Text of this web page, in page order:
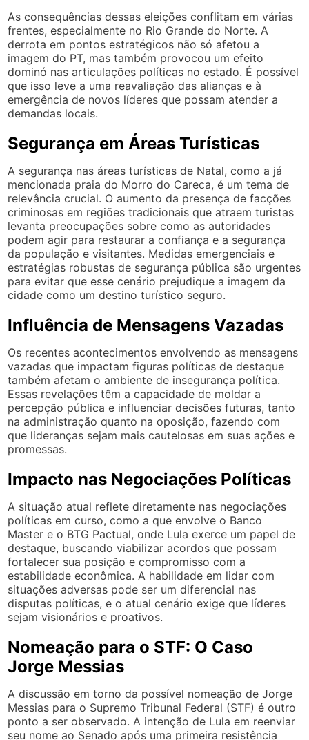
As consequências dessas eleições conflitam em várias
frentes, especialmente no Rio Grande do Norte. A
derrota em pontos estratégicos não só afetou a
imagem do PT, mas também provocou um efeito
dominó nas articulações políticas no estado. É possível
que isso leve a uma reavaliação das alianças e à
emergência de novos líderes que possam atender a
demandas locais.
Segurança em Áreas Turísticas
A segurança nas áreas turísticas de Natal, como a já
mencionada praia do Morro do Careca, é um tema de
relevância crucial. O aumento da presença de facções
criminosas em regiões tradicionais que atraem turistas
levanta preocupações sobre como as autoridades
podem agir para restaurar a confiança e a segurança
da população e visitantes. Medidas emergenciais e
estratégias robustas de segurança pública são urgentes
para evitar que esse cenário prejudique a imagem da
cidade como um destino turístico seguro.
Influência de Mensagens Vazadas
Os recentes acontecimentos envolvendo as mensagens
vazadas que impactam figuras políticas de destaque
também afetam o ambiente de insegurança política.
Essas revelações têm a capacidade de moldar a
percepção pública e influenciar decisões futuras, tanto
na administração quanto na oposição, fazendo com
que lideranças sejam mais cautelosas em suas ações e
promessas.
Impacto nas Negociações Políticas
A situação atual reflete diretamente nas negociações
políticas em curso, como a que envolve o Banco
Master e o BTG Pactual, onde Lula exerce um papel de
destaque, buscando viabilizar acordos que possam
fortalecer sua posição e compromisso com a
estabilidade econômica. A habilidade em lidar com
situações adversas pode ser um diferencial nas
disputas políticas, e o atual cenário exige que líderes
sejam visionários e proativos.
Nomeação para o STF: O Caso
Jorge Messias
A discussão em torno da possível nomeação de Jorge
Messias para o Supremo Tribunal Federal (STF) é outro
ponto a ser observado. A intenção de Lula em reenviar
seu nome ao Senado após uma primeira resistência